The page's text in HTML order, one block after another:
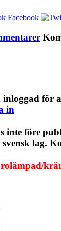
Facebook
inloggad för
in
inte före
lag.